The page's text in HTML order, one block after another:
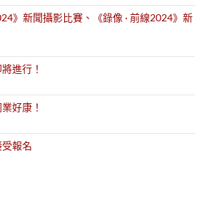
》新聞攝影比賽、《錄像 · 前線2024》新
進行！
好康！
受報名